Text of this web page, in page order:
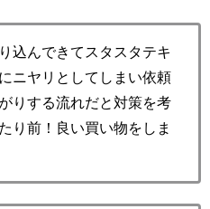
込んできてスタスタテキ
ニヤリとしてしまい依頼
りする流れだと対策を考
り前！良い買い物をしま